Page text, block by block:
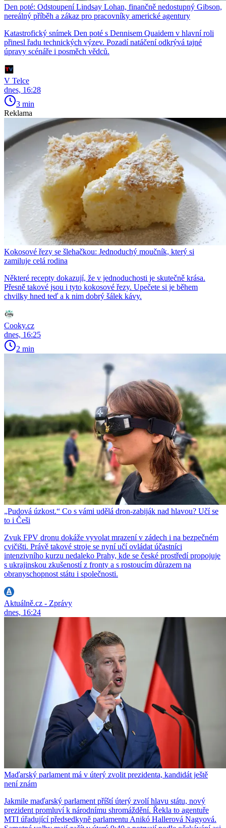
Den poté: Odstoupení Lindsay Lohan, finančně nedostupný Gibson,
nereálný příběh a zákaz pro pracovníky americké agentury
Katastrofický snímek Den poté s Dennisem Quaidem v hlavní roli
přinesl řadu technických výzev. Pozadí natáčení odkrývá tajné
úpravy scénáře i posměch vědců.
V Telce
dnes, 16:28
3 min
Reklama
Kokosové řezy se šlehačkou: Jednoduchý moučník, který si
zamiluje celá rodina
Některé recepty dokazují, že v jednoduchosti je skutečně krása.
Přesně takové jsou i tyto kokosové řezy. Upečete si je během
chvilky hned teď a k nim dobrý šálek kávy.
Cooky.cz
dnes, 16:25
2 min
„Pudová úzkost.“ Co s vámi udělá dron-zabiják nad hlavou? Učí se
to i Češi
Zvuk FPV dronu dokáže vyvolat mrazení v zádech i na bezpečném
cvičišti. Právě takové stroje se nyní učí ovládat účastníci
intenzivního kurzu nedaleko Prahy, kde se české prostředí propojuje
s ukrajinskou zkušeností z fronty a s rostoucím důrazem na
obranyschopnost státu i společnosti.
Aktuálně.cz - Zprávy
dnes, 16:24
Maďarský parlament má v úterý zvolit prezidenta, kandidát ještě
není znám
Jakmile maďarský parlament příští úterý zvolí hlavu státu, nový
prezident promluví k národnímu shromáždění. Řekla to agentuře
MTI úřadující předsedkyně parlamentu Anikó Hallerová Nagyová.